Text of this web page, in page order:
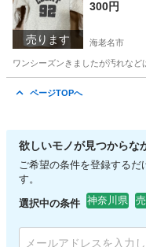
売ります
300円
海老名市
ワンシーズンきましたが汚れな
ページTOPへ
欲しいモノが見つからな
ご希望の条件を登録するだ
す。
選択中の条件 神奈川県